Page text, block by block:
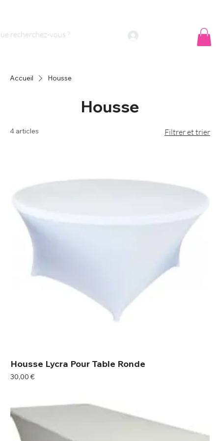
nous ?
Accueil Housse
Housse
4 articles Filtrer et trier
Housse Lycra Pour Table Ronde
Prix
30,00 €